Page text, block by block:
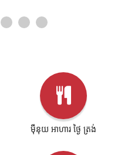
ម៉ឺនុយ អាហារ ថ្ងៃ ត្រង់